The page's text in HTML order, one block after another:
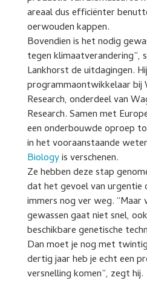
areaal dus efficiënter
oerwouden kappen.
Bovendien is het nodig
tegen klimaatverandering”,
Lankhorst de uitdagingen.
programmaontwikkelaar bij
Research, onderdeel van
Research. Samen met
een onderbouwde oproep
in het vooraanstaande
Biologyis verschenen.
Ze hebben deze stap
dat het gevoel van urgentie
immers nog ver weg. “Maar
gewassen gaat niet snel,
beschikbare genetische
Dan moet je nog met
dertig jaar heb je echt een
versnelling komen”, zegt hij.